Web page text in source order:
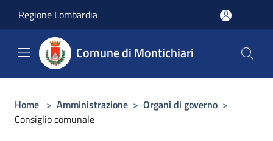
Regione Lombardia
Comune di Montichiari
Home > Amministrazione > Organi di governo >
Consiglio comunale